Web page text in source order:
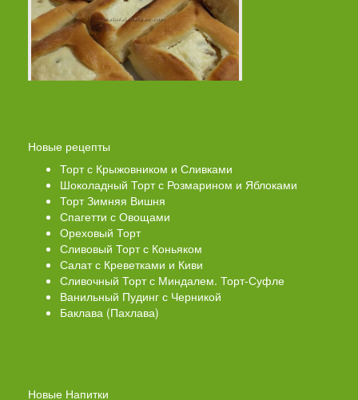
Новые рецепты
Торт с Крыжовником и Сливками
Шоколадный Торт с Розмарином и Яблоками
Торт Зимняя Вишня
Спагетти с Овощами
Ореховый Торт
Сливовый Торт с Коньяком
Салат с Креветками и Киви
Сливочный Торт с Миндалем. Торт-Суфле
Ванильный Пудинг с Черникой
Баклава (Пахлава)
Новые Напитки